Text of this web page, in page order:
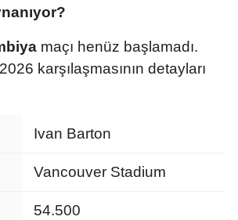
maçı henüz başlamadı.
karşılaşmasının detayları
Ivan Barton
Vancouver Stadium
54.500